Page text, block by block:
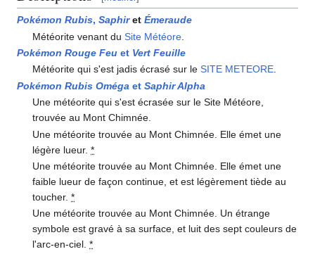
Pokémon Rubis, Saphiret Émeraude
Météorite venant duSite Météore
Pokémon Rouge Feu et Vert Feuille
Météorite qui s'est jadis écrasé sur leSITE METEORE.
Pokémon Rubis Oméga et Saphir Alpha
Une météorite qui s'est écrasée sur le Site Météore,
trouvée au Mont Chimnée.
Une météorite trouvée au Mont Chimnée. Elle émet une
légère lueur.*
Une météorite trouvée au Mont Chimnée. Elle émet une
faible lueur de façon continue, et est légèrement tiède au
toucher.*
Une météorite trouvée au Mont Chimnée. Un étrange
symbole est gravé à sa surface, et luit des sept couleurs de
l'arc-en-ciel.*